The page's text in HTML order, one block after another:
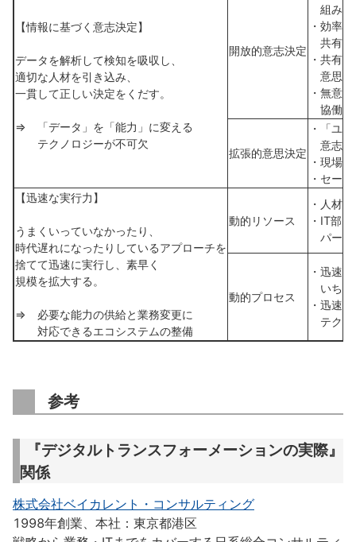
【情報に基づく意志決定】
データを解析して検知を吸収し、
適切な人材を引き込み、
一貫して正しい決定をくだす。
⇒ 「データ」を「能力」に変える
テクノロジーが不可欠
開放的意志決定
組み合
・効率
共有で
・共有
意思決
・無意
協働す
拡張的意思決定
・「ユ
意志決
・現場
・セー
【迅速な実行力】
うまくいっていなかったり、
時代遅れになったりしているアプローチを
捨てて迅速に実行し、素早く
規模を拡大する。
⇒ 必要な能力の供給と業務変更に
対応できるエコシステムの整備
動的リソース
・人材
・IT部
パート
動的プロセス
・迅速
いち早
・迅速
テクノ
参考
『デジタルトランスフォーメーションの実際』
関係
株式会社ベイカレント・コンサルティング
1998年創業、本社：東京都港区